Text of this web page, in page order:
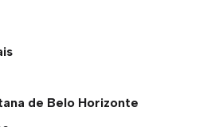
de Belo Horizonte